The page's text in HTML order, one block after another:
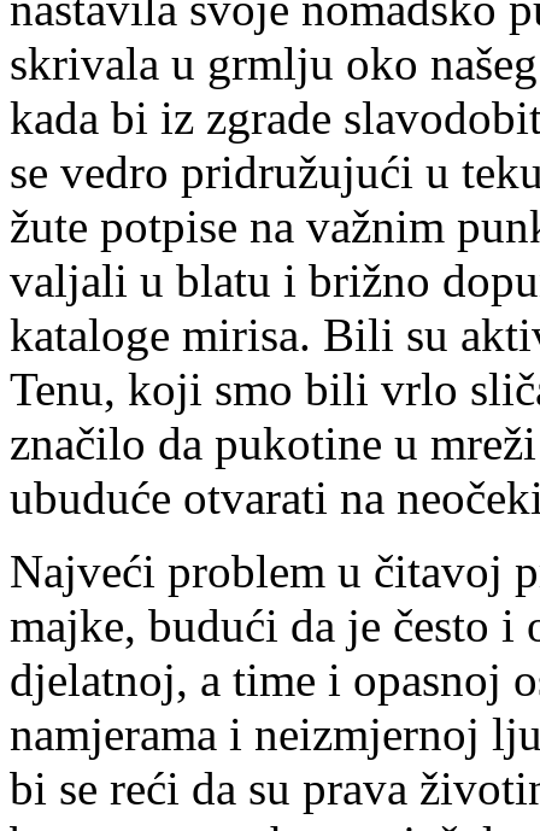
skrivala u grmlju oko
kada bi iz zgrade
se vedro pridružujući u
žute potpise na važnim
valjali u blatu i brižno
kataloge mirisa. Bili su
Tenu, koji smo bili vrlo
značilo da pukotine u
ubuduće otvarati na
Najveći problem u čitavoj
majke, budući da je često i
djelatnoj, a time i opasnoj
namjerama i neizmjernoj
bi se reći da su prava